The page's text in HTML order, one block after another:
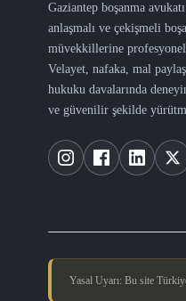
Gaziantep boşanma
anlaşmalı ve çekişmeli
müvekkillerine
Velayet, nafaka, mal
hukuku davalarında
ve güvenilir şekilde
Yasal Uyarı: Bu site